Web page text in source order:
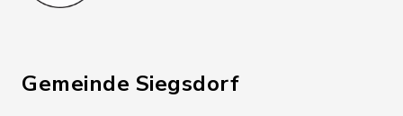
Gemeinde Siegsdorf